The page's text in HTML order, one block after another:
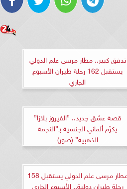
تدفق كبير.. مطار مرسى علم الدولي
يستقبل 162 رحلة طيران الأسبوع
الجاري
قصة عشق جديد.. ”الفيروز بلازا”
يكرّم ألماني الجنسية بـ”النجمة
الذهبية” (صور)
مطار مرسى علم الدولي يستقبل 158
رحلة طيران دولية.. الأسبوع الجاري